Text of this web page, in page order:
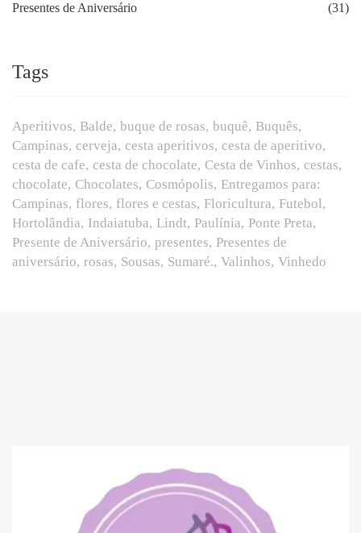
Presentes de Aniversário (31)
Tags
Aperitivos Balde buque de rosas buquê Buquês
Campinas cerveja cesta aperitivos cesta de aperitivo
cesta de cafe cesta de chocolate Cesta de Vinhos cestas
chocolate Chocolates Cosmópolis Entregamos para:
Campinas flores flores e cestas Floricultura Futebol
Hortolândia Indaiatuba Lindt Paulínia Ponte Preta
Presente de Aniversário presentes Presentes de
aniversário rosas Sousas Sumaré. Valinhos Vinhedo